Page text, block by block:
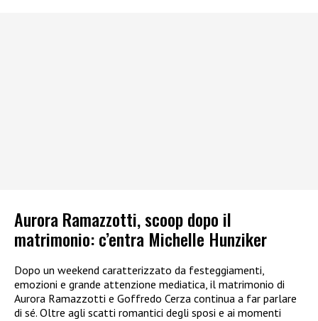
Aurora Ramazzotti, scoop dopo il
matrimonio: c’entra Michelle Hunziker
Dopo un weekend caratterizzato da festeggiamenti,
emozioni e grande attenzione mediatica, il matrimonio di
Aurora Ramazzotti e Goffredo Cerza continua a far parlare
di sé. Oltre agli scatti romantici degli sposi e ai momenti